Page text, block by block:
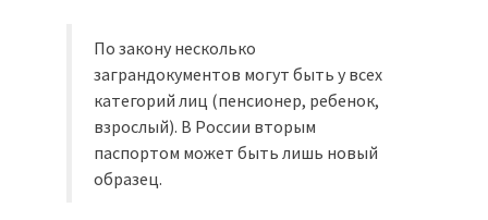
По закону несколько
заграндокументов могут быть у всех
категорий лиц (пенсионер, ребенок,
взрослый). В России вторым
паспортом может быть лишь новый
образец.